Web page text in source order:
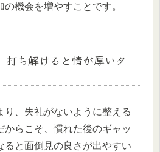
機会を増やすことです。
打ち解けると情が厚いタ
り、失礼がないように整える
からこそ、慣れた後のギャッ
ると面倒見の良さが出やすい